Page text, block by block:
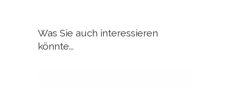
Was Sie auch interessieren
könnte...